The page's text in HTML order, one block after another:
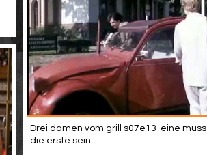
Drei damen vom grill s07e13-eine muss
die erste sein